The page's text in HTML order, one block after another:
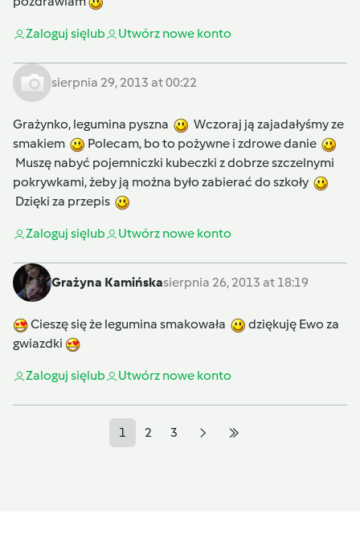
Zaloguj sięlub Utwórz nowe konto
sierpnia 29, 2013 at 00:22
Grażynko, legumina pyszna
Wczoraj ją zajadałyśmy ze
smakiem
Polecam, bo to pożywne i zdrowe danie
Muszę nabyć pojemniczki kubeczki z dobrze szczelnymi
pokrywkami, żeby ją można było zabierać do szkoły
Dzięki za przepis
Zaloguj sięlub Utwórz nowe konto
Grażyna Kamińskasierpnia 26, 2013 at 18:19
Cieszę się że legumina smakowała
dziękuję Ewo za
gwiazdki
Zaloguj sięlub Utwórz nowe konto
1 2 3